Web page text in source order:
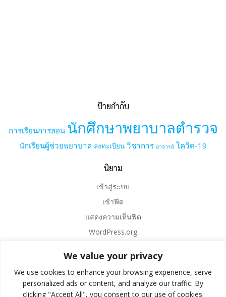
We value your privacy
We use cookies to enhance your browsing experience, serve
personalized ads or content, and analyze our traffic. By
clicking "Accept All", you consent to our use of cookies.
ป้ายกำกับ
การเรียนการสอน นักศึกษาพยาบาลตำรวจ
นักเรียนผู้ช่วยพยาบาล ลงทะเบียน วิชาการ อาจารย์ โควิด-19
นิยาม
เข้าสู่ระบบ
เข้าฟีด
แสดงความเห็นฟีด
WordPress.org